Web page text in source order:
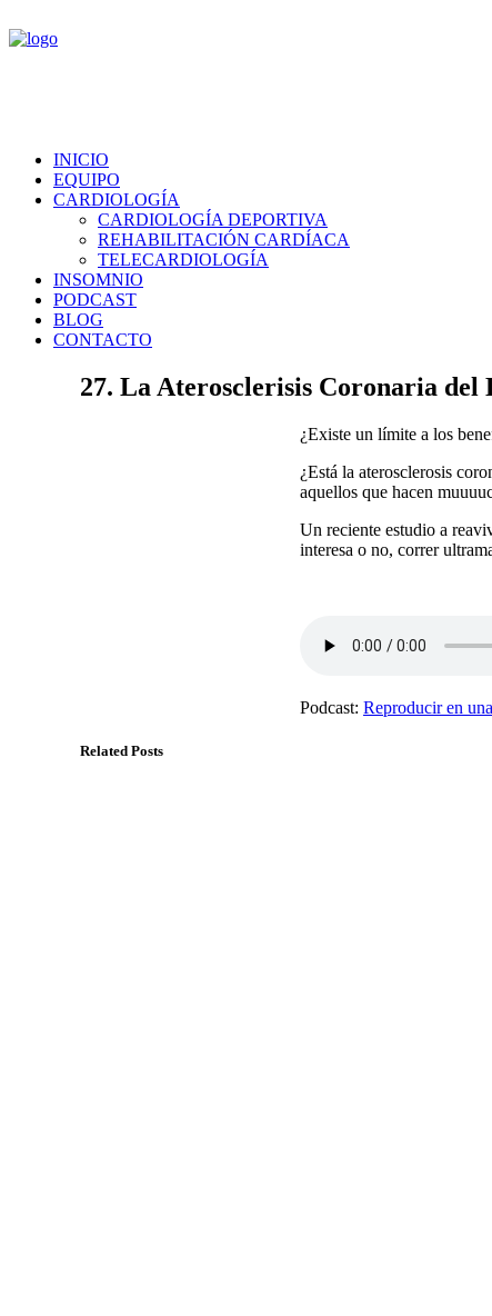
INICIO
EQUIPO
CARDIOLOGÍA
CARDIOLOGÍA DEPORTIVA
REHABILITACIÓN CARDÍACA
TELECARDIOLOGÍA
INSOMNIO
PODCAST
BLOG
CONTACTO
27. La Aterosclerisis Coronaria del
¿Existe un límite a los
¿Está la aterosclerosis
aquellos que hacen
Un reciente estudio a
interesa o no, correr
Podcast: Reproducir en
Related Posts